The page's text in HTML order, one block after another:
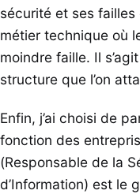
sécurité et ses failles
métier technique où
moindre faille. Il
structure que l’on
Enfin, j’ai choisi de
fonction des
(Responsable de la
d’Information) est le